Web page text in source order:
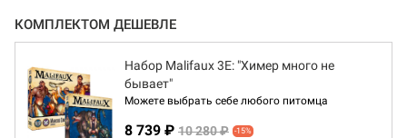
КОМПЛЕКТОМ ДЕШЕВЛЕ
Набор Malifaux 3E: "Химер много не
бывает"
Можете выбрать себе любого питомца
8 739 ₽ 10 280 ₽ -15%